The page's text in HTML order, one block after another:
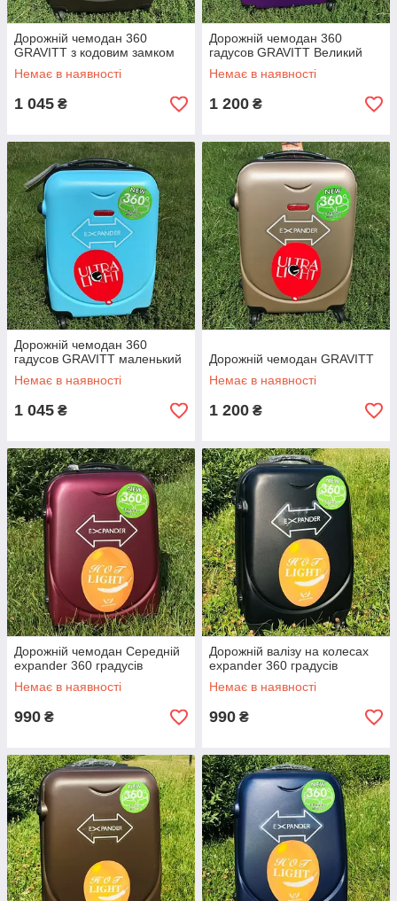
Дорожній чемодан 360
GRAVITT з кодовим замком
Немає в наявності
1 045 ₴
Дорожній чемодан 360
гадусов GRAVITT Великий
Немає в наявності
1 200 ₴
Дорожній чемодан 360
гадусов GRAVITT маленький
Немає в наявності
1 045 ₴
Дорожній чемодан GRAVITT
Немає в наявності
1 200 ₴
Дорожній чемодан Середній
expander 360 градусів
Немає в наявності
990 ₴
Дорожній валізу на колесах
expander 360 градусів
Немає в наявності
990 ₴